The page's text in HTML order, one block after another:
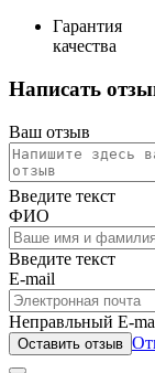
Гарантия
качества
Написать
Ваш отзыв
Введите текст
ФИО
Введите текст
E-mail
Неправльный E-
Оставить отзыв